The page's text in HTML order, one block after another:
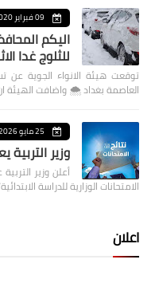
09 فبراير 2020
اليكم
للثلوج غدا
توقعت هيئة الانواء الجوية
العاصمة بغداد ⁦🌨️⁩ واضافت الهيئة ان غدا الاثنين …
25 مايو 2026
وزير التربية
أعلن وزير
الامتحانات الوزارية للدراسة
اعلان